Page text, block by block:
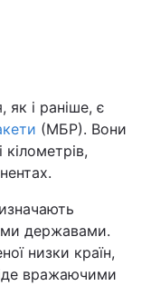
і раніше, є
(МБР). Вони
державами.
низки країн,
вражаючими